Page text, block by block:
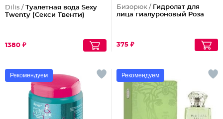
Dilis / Туалетная вода Sexy
Twenty (Секси Твенти)
1380 ₽
Бизорюк / Гидролат для
лица гиалуроновый Роза
375 ₽
Рекомендуем Рекомендуем